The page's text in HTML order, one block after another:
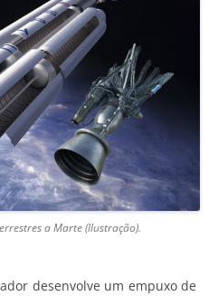
a Marte (Ilustração).
desenvolve um empuxo de